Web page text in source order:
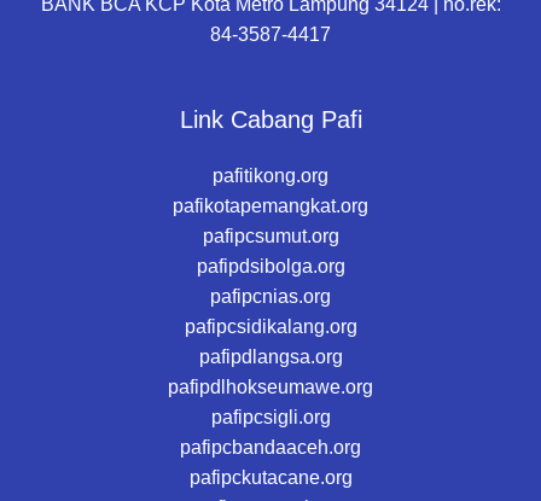
BANK BCA KCP Kota Metro Lampung 34124 | no.rek:
84-3587-4417
Link Cabang Pafi
pafitikong.org
pafikotapemangkat.org
pafipcsumut.org
pafipdsibolga.org
pafipcnias.org
pafipcsidikalang.org
pafipdlangsa.org
pafipdlhokseumawe.org
pafipcsigli.org
pafipcbandaaceh.org
pafipckutacane.org